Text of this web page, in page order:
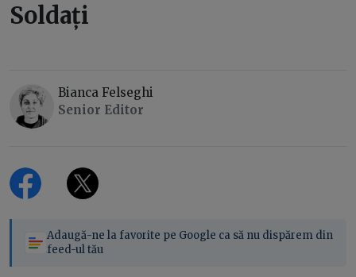
Soldați
Bianca Felseghi
Senior Editor
Adaugă-ne la favorite pe Google ca să nu dispărem din
feed-ul tău